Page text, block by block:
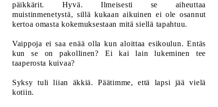
päikkärit. Hyvä. Ilmeisesti se aiheuttaa
muistinmenetystä, sillä kukaan aikuinen ei ole osannut
kertoa omasta kokemuksestaan mitä siellä tapahtuu.
Vaippoja ei saa enää olla kun aloittaa esikoulun. Entäs
kun se on pakollinen? Ei kai lain lukeminen tee
taaperosta kuivaa?
Syksy tuli liian äkkiä. Päätimme, että lapsi jää vielä
kotiin.